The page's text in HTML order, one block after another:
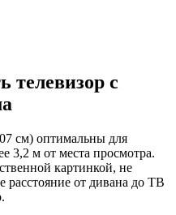
телевизор с
см) оптимальны для
3,2 м от места просмотра.
картинкой, не
расстояние от дивана до ТВ